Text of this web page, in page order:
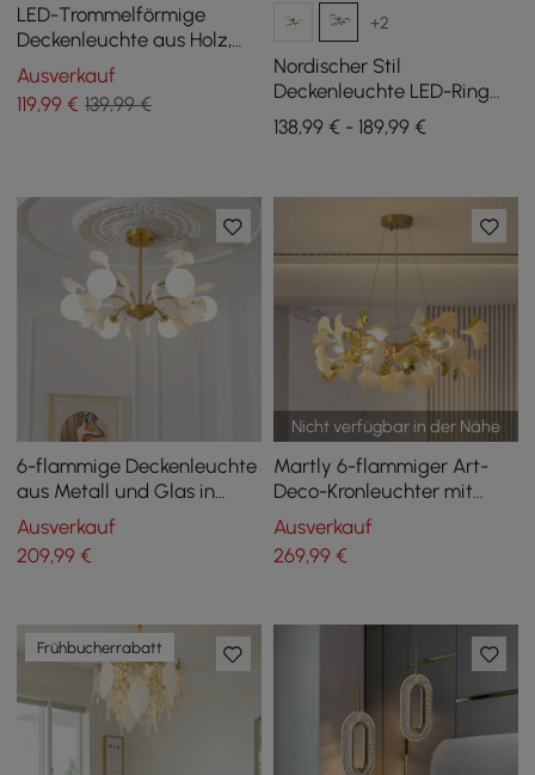
LED-Trommelförmige
Deckenleuchte aus Holz,
Metall und Acryl, groß,
bündig, weiß dimmbar
Ausverkauf
119,99 € 139,99 €
+2
Nordischer Stil
Deckenleuchte LED-Ring
halbbündige Beleuchtung
in Schwarz
138,99 € - 189,99 €
6-flammige Deckenleuchte
aus Metall und Glas in
Gold und Weiß
Ausverkauf
209,99 €
Nicht verfügbar in der Nähe
Martly 6-flammiger Art-
Deco-Kronleuchter mit
Ginkgoblättern, Metall,
Weiß/Gold
Ausverkauf
269,99€
Frühbucherrabatt